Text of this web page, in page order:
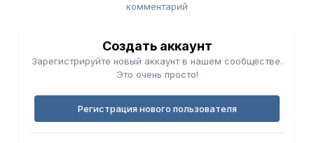
комментарий
Создать аккаунт
Зарегистрируйте новый аккаунт в нашем сообществе.
Это очень просто!
Регистрация нового пользователя